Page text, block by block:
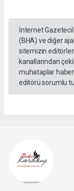
İnternet
(BHA) ve diğer
sitemizin
kanallarından
muhataplar
editörü sorumlu